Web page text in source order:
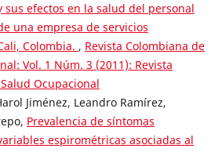
sus efectos en la salud del personal
una empresa de servicios
Colombia. , Revista Colombiana de
Vol. 1 Núm. 3 (2011): Revista
Ocupacional
Jiménez, Leandro Ramírez,
Prevalencia de síntomas
espirométricas asociadas al